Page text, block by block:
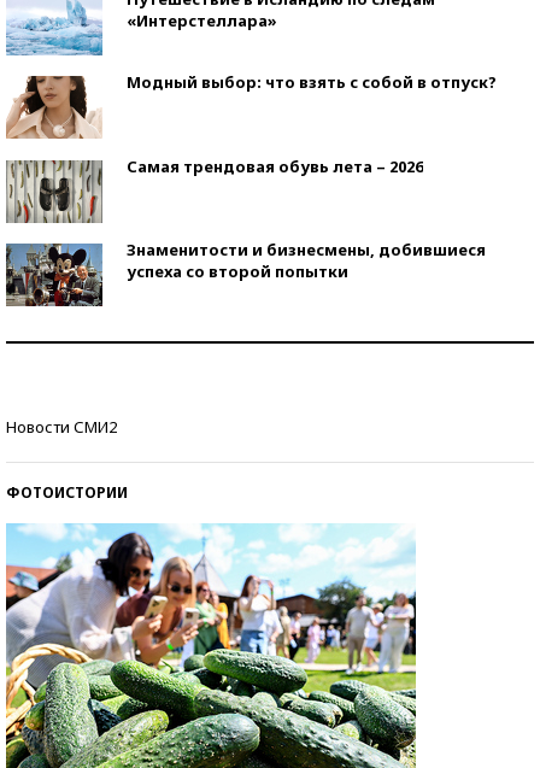
«Интерстеллара»
Модный выбор: что взять с собой в отпуск?
Самая трендовая обувь лета – 2026
Знаменитости и бизнесмены, добившиеся
успеха со второй попытки
Новости СМИ2
ФОТОИСТОРИИ